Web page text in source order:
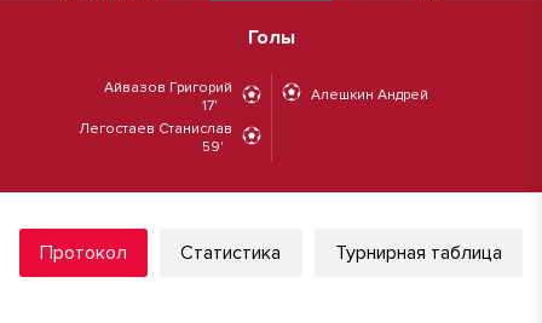
Голы
Айвазов Григорий
17'
Легостаев Станислав
59'
Алешкин Андрей
Протокол Статистика Турнирная таблица